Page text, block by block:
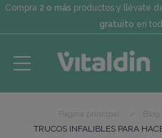
Compra 2 o más productos y llévate
gratuito en
TRUCOS INFALIBLES PARA